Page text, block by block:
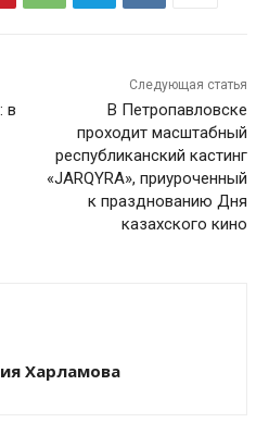
в
Следующая статья
В Петропавловске
проходит масштабный
республиканский кастинг
«JARQYRA», приуроченный
к празднованию Дня
казахского кино
Харламова